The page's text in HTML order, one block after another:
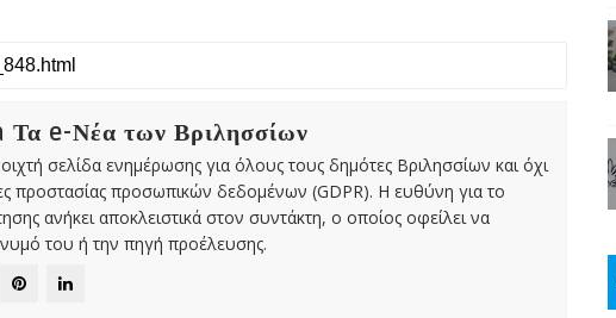
e-Νέα των Βριλησσίων
σελίδα ενημέρωσης για όλους τους δημότες Βριλησσίων και όχι
προστασίας προσωπικών δεδομένων (GDPR). Η ευθύνη για το
ανήκει αποκλειστικά στον συντάκτη, ο οποίος οφείλει να
του ή την πηγή προέλευσης.